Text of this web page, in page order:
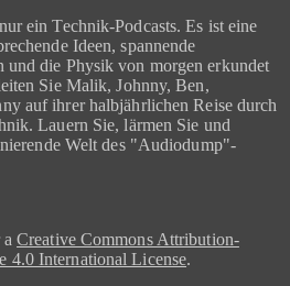
ein Technik-Podcasts. Es ist eine
Ideen, spannende
und die Physik von morgen erkundet
Sie Malik, Johnny, Ben,
auf ihrer halbjährlichen Reise durch
Lauern Sie, lärmen Sie und
Welt des "Audiodump"-
aCreative Commons Attribution-
4.0 International License.